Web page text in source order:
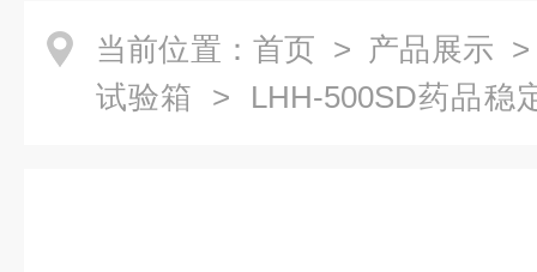
当前位置： 首页 > 产品展示
试验箱 > LHH-500SD药品稳